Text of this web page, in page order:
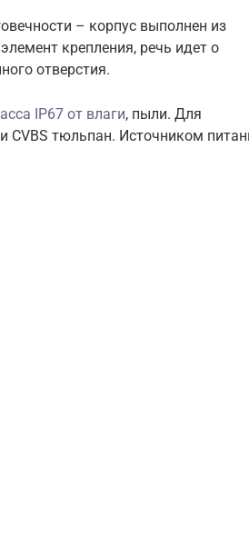
– корпус выполнен из
крепления, речь идет о
отверстия.
IP67 от влаги, пыли. Для
CVBS тюльпан. Источником